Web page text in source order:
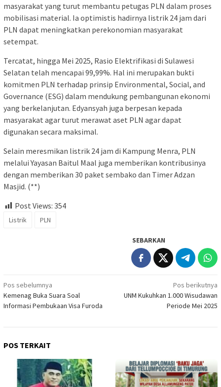
masyarakat yang turut membantu petugas PLN dalam proses
mobilisasi material. Ia optimistis hadirnya listrik 24 jam dari
PLN dapat meningkatkan perekonomian masyarakat
setempat.
Tercatat, hingga Mei 2025, Rasio Elektrifikasi di Sulawesi
Selatan telah mencapai 99,99%. Hal ini merupakan bukti
komitmen PLN terhadap prinsip Environmental, Social, and
Governance (ESG) dalam mendukung pembangunan ekonomi
yang berkelanjutan. Edyansyah juga berpesan kepada
masyarakat agar turut merawat aset PLN agar dapat
digunakan secara maksimal.
Selain meresmikan listrik 24 jam di Kampung Menra, PLN
melalui Yayasan Baitul Maal juga memberikan kontribusinya
dengan memberikan 30 paket sembako dan Timer Adzan
Masjid. (**)
Post Views: 354
Listrik PLN
SEBARKAN
Navigasi
pos
Pos sebelumnya
Kemenag Buka Suara Soal
Informasi Pembukaan Visa Furoda
Pos berikutnya
UNM Kukuhkan 1.000 Wisudawan
Periode Mei 2025
POS TERKAIT